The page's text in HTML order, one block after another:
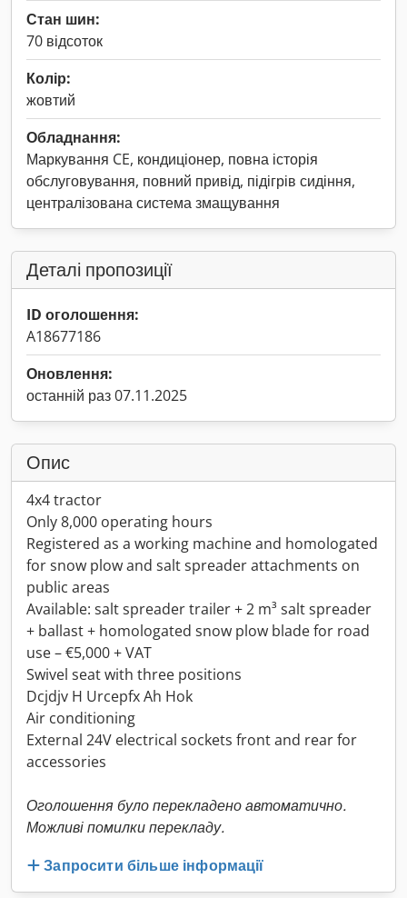
Стан шин:
70 відсоток
Колір:
жовтий
Обладнання:
Маркування CE, кондиціонер, повна історія
обслуговування, повний привід, підігрів сидіння,
централізована система змащування
Деталі пропозиції
ID оголошення:
A18677186
Оновлення:
останній раз 07.11.2025
Опис
4x4 tractor
Only 8,000 operating hours
Registered as a working machine and homologated
for snow plow and salt spreader attachments on
public areas
Available: salt spreader trailer + 2 m³ salt spreader
+ ballast + homologated snow plow blade for road
use – €5,000 + VAT
Swivel seat with three positions
Dcjdjv H Urcepfx Ah Hok
Air conditioning
External 24V electrical sockets front and rear for
accessories
Оголошення було перекладено автоматично.
Можливі помилки перекладу.
Запросити більше інформації